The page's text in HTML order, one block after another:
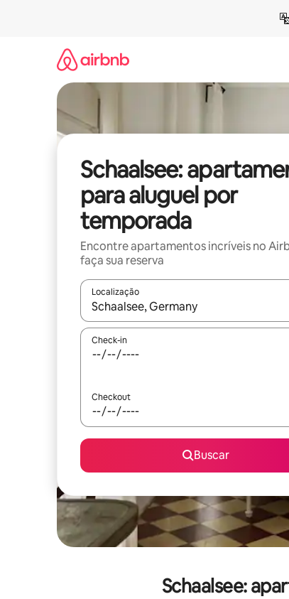
Schaalsee:
para aluguel por
temporada
Encontre apartamentos incríveis no
faça sua reserva
Localização
Quando os resultados estiverem
Check-in
Checkout
Buscar
Schaalsee: